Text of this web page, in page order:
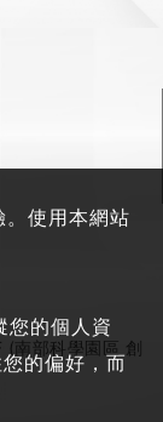
南部科學園區 創
使用本網站
您的個人資
的偏好，而